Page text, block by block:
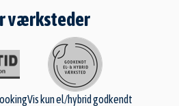
værksteder
Vis kun el/hybrid godkendt